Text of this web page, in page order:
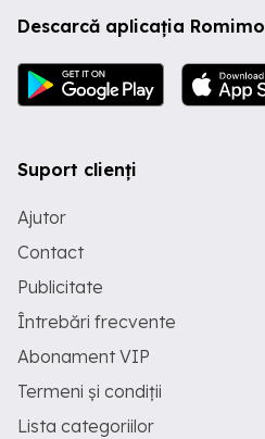
Descarcă aplicația Romimo
Suport clienți
Ajutor
Contact
Publicitate
Întrebări frecvente
Abonament VIP
Termeni și condiții
Lista categoriilor